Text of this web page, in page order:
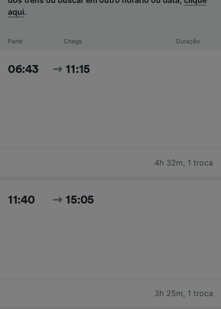
aqui.
Parte Chega Duração
06:43 11:15
4h 32m, 1 troca
11:40 15:05
3h 25m, 1 troca